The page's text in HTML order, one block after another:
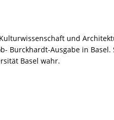
und
Burckhardt-Ausgabe in Basel.
Basel wahr.